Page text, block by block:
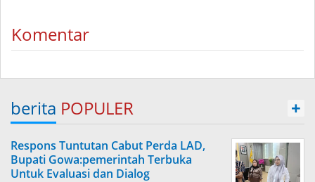
Komentar
berita POPULER +
Respons Tuntutan Cabut Perda LAD,
Bupati Gowa:pemerintah Terbuka
Untuk Evaluasi dan Dialog